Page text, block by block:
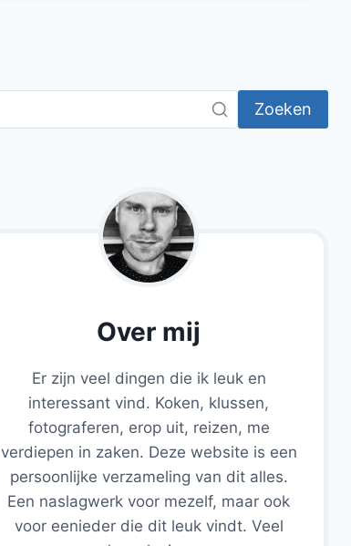
Zoeken
Over mij
Er zijn veel dingen die ik leuk en
interessant vind. Koken, klussen,
fotograferen, erop uit, reizen, me
verdiepen in zaken. Deze website is een
persoonlijke verzameling van dit alles.
Een naslagwerk voor mezelf, maar ook
voor eenieder die dit leuk vindt. Veel